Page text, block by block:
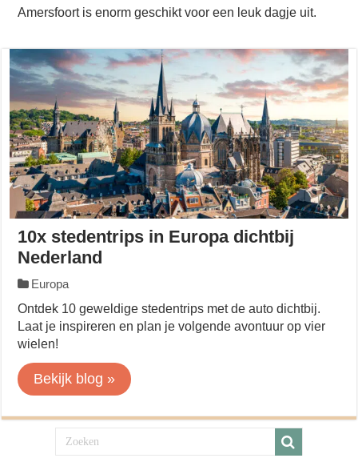
Amersfoort is enorm geschikt voor een leuk dagje uit.
10x stedentrips in Europa dichtbij
Nederland
Europa
Ontdek 10 geweldige stedentrips met de auto dichtbij.
Laat je inspireren en plan je volgende avontuur op vier
wielen!
Bekijk blog »